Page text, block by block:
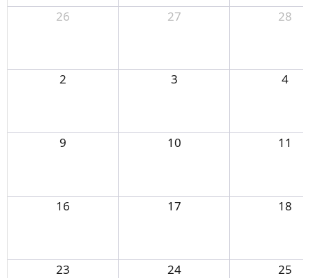
26
27 28
2 3 4
9 10 11
16 17 18
23 24 25